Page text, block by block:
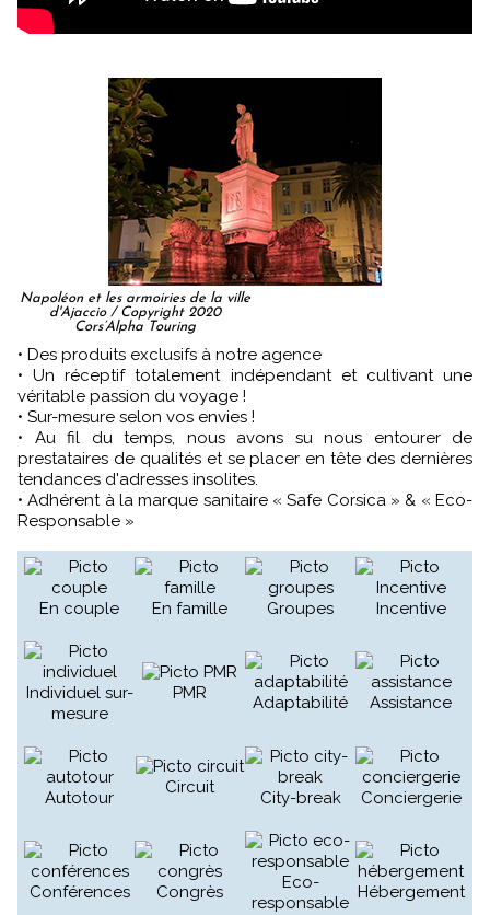
Napoléon et les armoiries de la ville
d'Ajaccio / Copyright 2020
Cors’Alpha Touring
• Des produits exclusifs à notre agence
• Un réceptif totalement indépendant et cultivant une
véritable passion du voyage !
• Sur-mesure selon vos envies !
• Au fil du temps, nous avons su nous entourer de
prestataires de qualités et se placer en tête des dernières
tendances d'adresses insolites.
• Adhérent à la marque sanitaire « Safe Corsica » & « Eco-
Responsable »
En couple En famille Groupes Incentive
Individuel sur-
mesure
PMR Adaptabilité Assistance
Autotour
Circuit
City-break Conciergerie
Conférences Congrès
Eco-
responsable
Hébergement